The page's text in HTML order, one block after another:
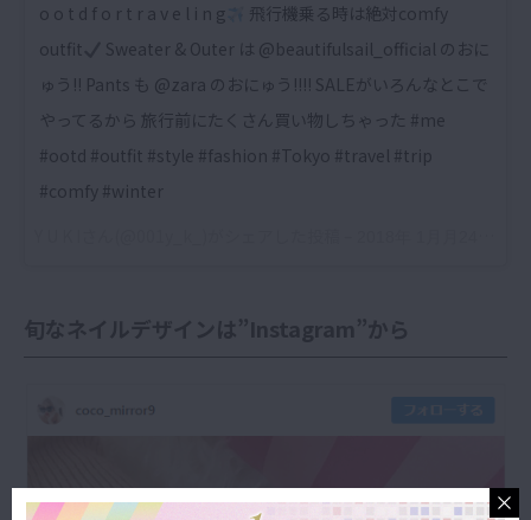
o o t d f o r t r a v e l i n g
飛行機乗る時は絶対comfy
outfit
Sweater & Outer は @beautifulsail_official のおに
ゅう!! Pants も @zara のおにゅう!!!! SALEがいろんなとこで
やってるから 旅行前にたくさん買い物しちゃった #me
#ootd #outfit #style #fashion #Tokyo #travel #trip
#comfy #winter